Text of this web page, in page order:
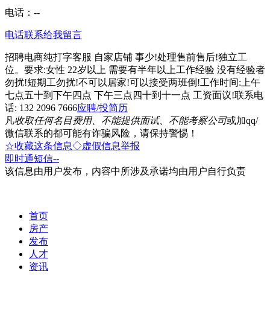
电话： --
电话联系给我留言
招聘电商纯打字客服 自家店铺 事少!处理售前售后!独立工
位。要求:女性 22岁以上 需要有半年以上工作经验 没有经验者
勿扰!短期工勿扰!不可以居家!可以接受两班倒!工作时间:上午
七点五十到下午四点 下午三点四十到十一点 工资面议!联系电
话: 132 2096 7666应聘/投简历
凡收取任何名目费用、不能提供面试、不能考察公司或加qq/
微信联系的都可能有诈骗风险，请保持警惕！
☆收藏这条信息◇虚假信息举报
即时通短信--
该信息由用户发布，内容中所涉及承诺均由用户自行负责
首页
房产
发布
人才
资讯